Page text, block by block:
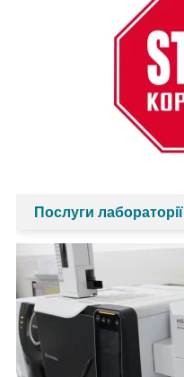
Послуги лабораторії